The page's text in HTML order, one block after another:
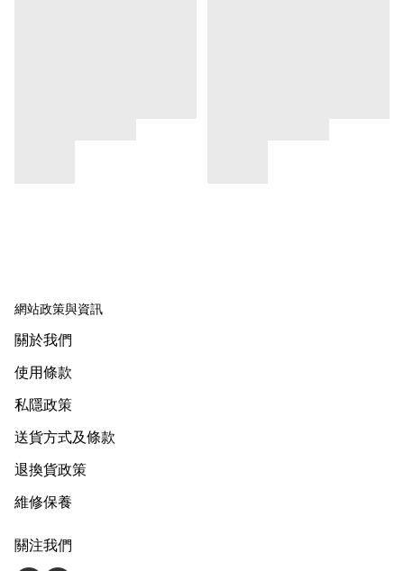
網站政策與資訊
關於我們
使用條款
私隱政策
送貨方式及條款
退換貨政策
維修保養
關注我們